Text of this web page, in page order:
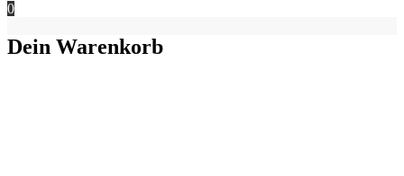
0
Dein Warenkorb